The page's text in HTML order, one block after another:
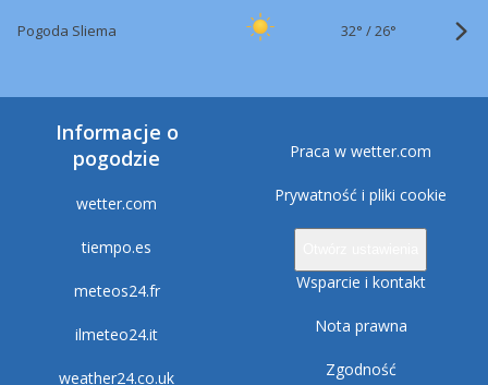
Pogoda Sliema 32° /26°
Informacje o
pogodzie
wetter.com
tiempo.es
meteos24.fr
ilmeteo24.it
weather24.co.uk
Praca w wetter.com
Prywatność i pliki cookie
Wsparcie i kontakt
Nota prawna
Zgodność